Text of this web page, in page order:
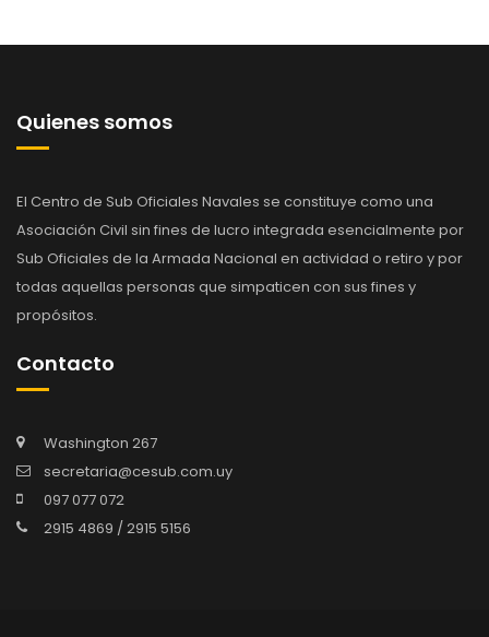
Quienes somos
El Centro de Sub Oficiales Navales se constituye como una
Asociación Civil sin fines de lucro integrada esencialmente por
Sub Oficiales de la Armada Nacional en actividad o retiro y por
todas aquellas personas que simpaticen con sus fines y
propósitos.
Contacto
Washington 267
secretaria@cesub.com.uy
097 077 072
2915 4869 / 2915 5156